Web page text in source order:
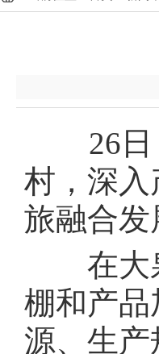
26日，
村，深
旅融合发
在大泉
棚和产
源、生